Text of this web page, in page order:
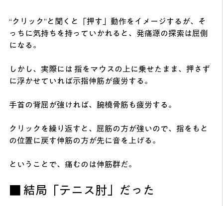
“クリック”と聞くと「押す」動作をイメージするが、そ
っちに気持ちを持っていかれると、発痛源の探索は屈側
になる。
しかし、実際には 指をマウスの上に乗せたまま、押さず
に浮かせていれば示指伸筋が疲労する。
手首の背屈が強ければ、腕橈骨筋も疲労する。
クリックを繰り返すと、屈筋の方が強いので、指をもと
の位置に戻す伸筋の方が先に音を上げる。
ということで、痛むのは伸筋群だ。
■ 結局「テニス肘」だった